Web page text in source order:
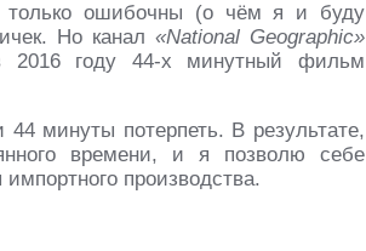
только ошибочны (о чём я и буду
Но канал«National Geographic»
2016 году 44-х минутный фильм
минуты потерпеть. В результате,
времени, и я позволю себе
производства.